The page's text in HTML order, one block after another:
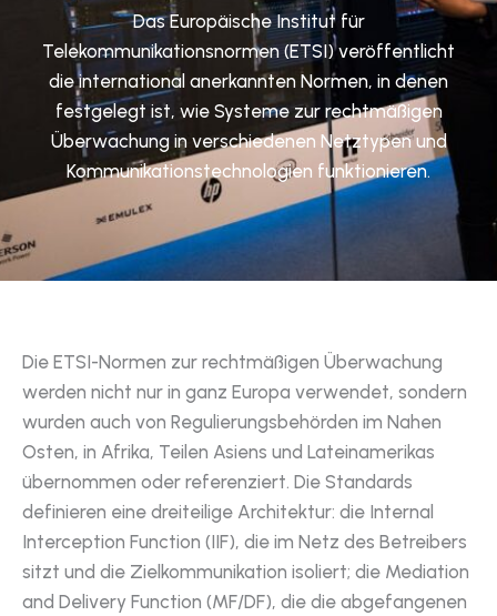
Das Europäische Institut für
Telekommunikationsnormen (ETSI) veröffentlicht
die international anerkannten Normen, in denen
festgelegt ist, wie Systeme zur rechtmäßigen
Überwachung in verschiedenen Netztypen und
Kommunikationstechnologien funktionieren.
Die ETSI-Normen zur rechtmäßigen Überwachung
werden nicht nur in ganz Europa verwendet, sondern
wurden auch von Regulierungsbehörden im Nahen
Osten, in Afrika, Teilen Asiens und Lateinamerikas
übernommen oder referenziert. Die Standards
definieren eine dreiteilige Architektur: die Internal
Interception Function (IIF), die im Netz des Betreibers
sitzt und die Zielkommunikation isoliert; die Mediation
and Delivery Function (MF/DF), die die abgefangenen